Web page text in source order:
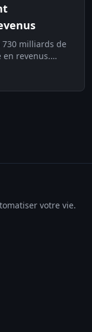
730 milliards de
revenus.
votre vie.